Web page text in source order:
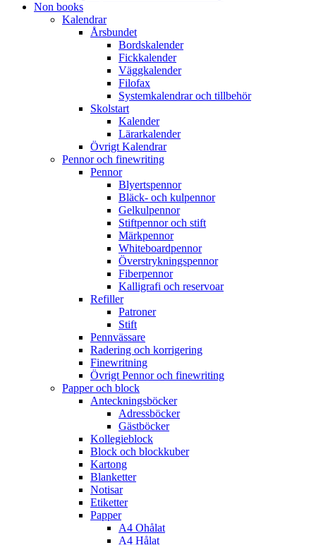
Non books
Kalendrar
Årsbundet
Bordskalender
Fickkalender
Väggkalender
Filofax
Systemkalendrar och tillbehör
Skolstart
Kalender
Lärarkalender
Övrigt Kalendrar
Pennor och finewriting
Pennor
Blyertspennor
Bläck- och kulpennor
Gelkulpennor
Stiftpennor och stift
Märkpennor
Whiteboardpennor
Överstrykningspennor
Fiberpennor
Kalligrafi och reservoar
Refiller
Patroner
Stift
Pennvässare
Radering och korrigering
Finewritning
Övrigt Pennor och finewriting
Papper och block
Anteckningsböcker
Adressböcker
Gästböcker
Kollegieblock
Block och blockkuber
Kartong
Blanketter
Notisar
Etiketter
Papper
A4 Ohålat
A4 Hålat